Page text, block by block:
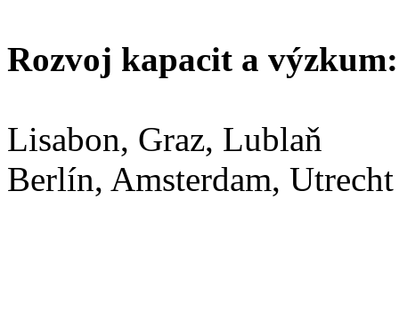
Rozvoj kapacit a výzkum:
Lisabon, Graz, Lublaň
Berlín, Amsterdam, Utrecht